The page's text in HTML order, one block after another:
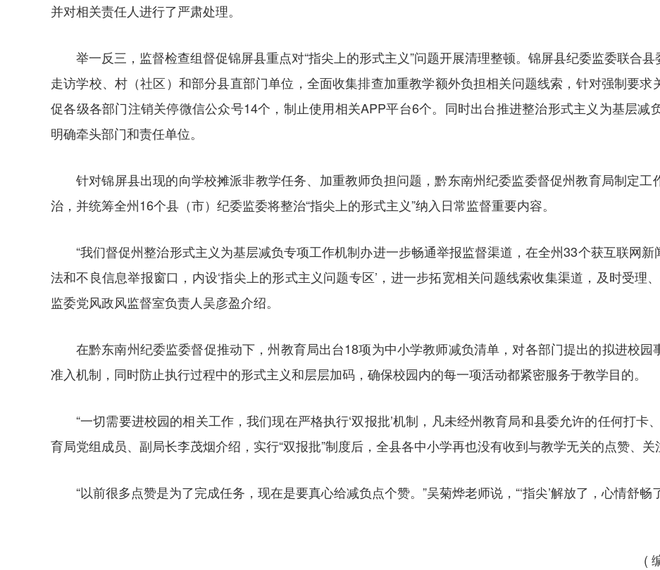
并对相关责任人进行了严肃处理。
举一反三，监督检查组督促锦屏县重点对“指尖上的形式主义”问题开展清理整顿。锦屏县纪委监委联合
走访学校、村（社区）和部分县直部门单位，全面收集排查加重教学额外负担相关问题线索，针对强制要
促各级各部门注销关停微信公众号14个，制止使用相关APP平台6个。同时出台推进整治形式主义为基层减
明确牵头部门和责任单位。
针对锦屏县出现的向学校摊派非教学任务、加重教师负担问题，黔东南州纪委监委督促州教育局制定
治，并统筹全州16个县（市）纪委监委将整治“指尖上的形式主义”纳入日常监督重要内容。
“我们督促州整治形式主义为基层减负专项工作机制办进一步畅通举报监督渠道，在全州33个获互联网
法和不良信息举报窗口，内设‘指尖上的形式主义问题专区’，进一步拓宽相关问题线索收集渠道，及时受理
监委党风政风监督室负责人吴彦盈介绍。
在黔东南州纪委监委督促推动下，州教育局出台18项为中小学教师减负清单，对各部门提出的拟进校
准入机制，同时防止执行过程中的形式主义和层层加码，确保校园内的每一项活动都紧密服务于教学目的。
“一切需要进校园的相关工作，我们现在严格执行‘双报批’机制，凡未经州教育局和县委允许的任何打卡
育局党组成员、副局长李茂烟介绍，实行“双报批”制度后，全县各中小学再也没有收到与教学无关的点赞、关
“以前很多点赞是为了完成任务，现在是要真心给减负点个赞。”吴菊烨老师说，“‘指尖’解放了，心情舒
(